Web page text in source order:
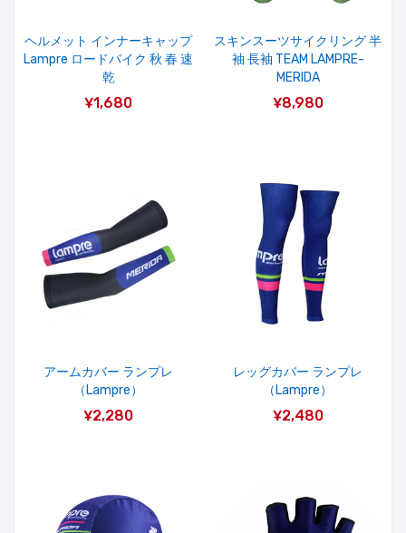
ヘルメット インナーキャップ
Lampre ロードバイク 秋 春 速
乾
¥1,680
スキンスーツサイクリング 半
袖 長袖 TEAM LAMPRE-
MERIDA
¥8,980
アームカバー ランプレ
（Lampre）
¥2,280
レッグカバー ランプレ
（Lampre）
¥2,480